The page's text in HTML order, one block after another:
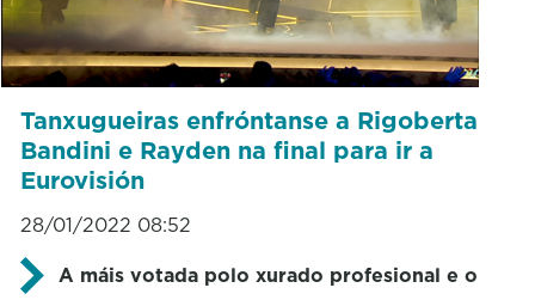
Tanxugueiras enfróntanse a Rigoberta
Bandini e Rayden na final para ir a
Eurovisión
28/01/2022 08:52
A máis votada polo xurado profesional e o